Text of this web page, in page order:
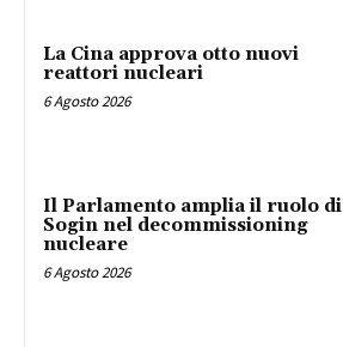
La Cina approva otto nuovi
reattori nucleari
6 Agosto 2026
Il Parlamento amplia il ruolo di
Sogin nel decommissioning
nucleare
6 Agosto 2026